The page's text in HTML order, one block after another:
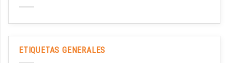
ETIQUETAS GENERALES